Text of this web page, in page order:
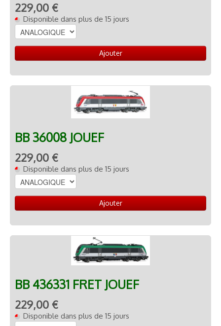
229,00 €
Disponible dans plus de 15 jours
Ajouter
BB 36008 JOUEF
229,00 €
Disponible dans plus de 15 jours
Ajouter
BB 436331 FRET JOUEF
229,00 €
Disponible dans plus de 15 jours